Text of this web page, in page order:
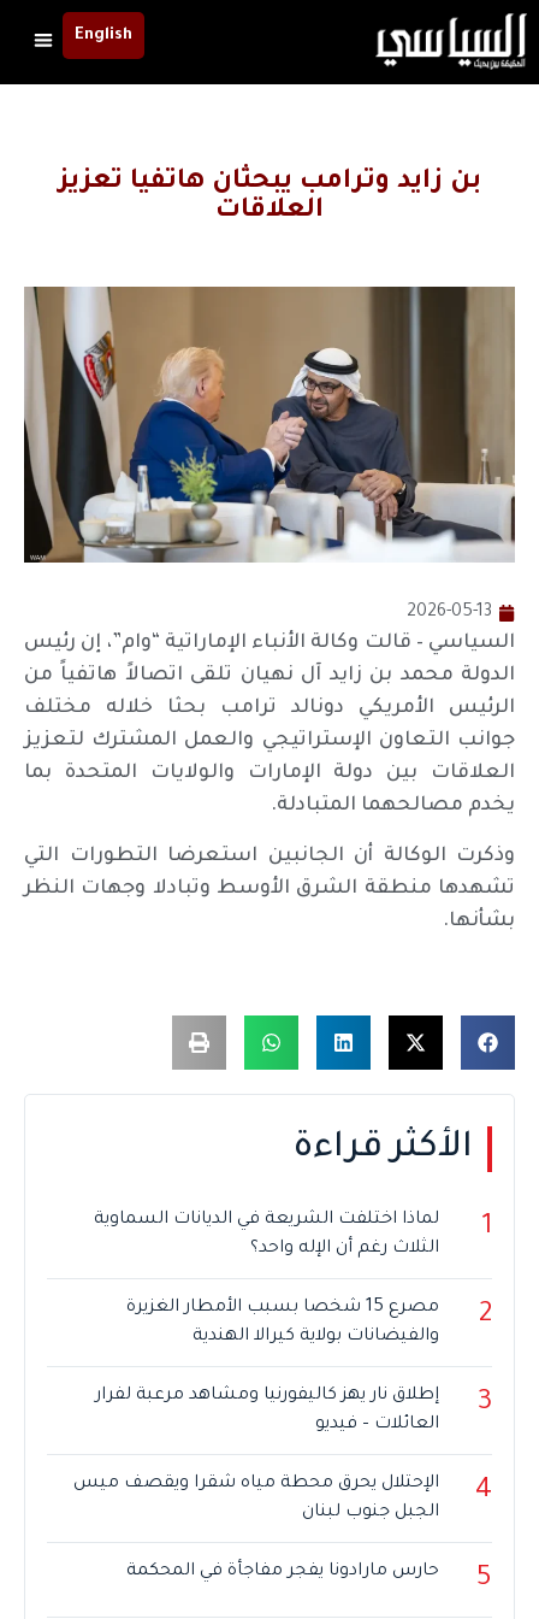
English
بن زايد وترامب يبحثان هاتفيا تعزيز
العلاقات
2026-05-13
السياسي – قالت وكالة الأنباء الإماراتية “وام”، إن رئيس
الدولة محمد بن زايد آل نهيان تلقى اتصالاً هاتفياً من
الرئيس الأمريكي دونالد ترامب بحثا خلاله مختلف
جوانب التعاون الإستراتيجي والعمل المشترك لتعزيز
العلاقات بين دولة الإمارات والولايات المتحدة بما
يخدم مصالحهما المتبادلة.
وذكرت الوكالة أن الجانبين استعرضا التطورات التي
تشهدها منطقة الشرق الأوسط وتبادلا وجهات النظر
بشأنها.
الأكثر قراءة
1
لماذا اختلفت الشريعة في الديانات السماوية
الثلاث رغم أن الإله واحد؟
2
مصرع 15 شخصا بسبب الأمطار الغزيرة
والفيضانات بولاية كيرالا الهندية
3
إطلاق نار يهز كاليفورنيا ومشاهد مرعبة لفرار
العائلات – فيديو
4
الإحتلال يحرق محطة مياه شقرا ويقصف ميس
الجبل جنوب لبنان
5 حارس مارادونا يفجر مفاجأة في المحكمة